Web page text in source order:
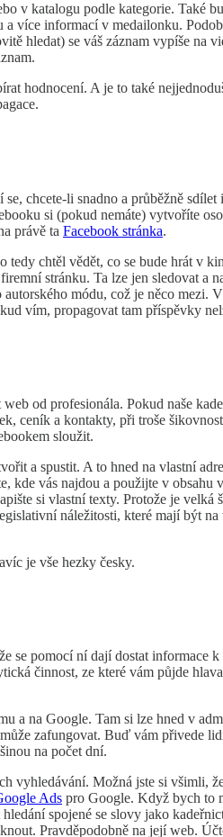
v katalogu podle kategorie. Také
více informací v medailonku.
hledat) se váš záznam vypíše na
hodnocení. A je to také
se, chcete-li snadno a průběžně
si (pokud nemáte) vytvoříte
právě ta Facebook stránka.
chtěl vědět, co se bude hrát v
stránku. Ta lze jen sledovat a
módu, což je něco mezi.
vím, propagovat tam příspěvky
od profesionála. Pokud naše
ceník a kontakty, při troše
sloužit.
a spustit. A to hned na vlastní
kde vás najdou a použijte v
si vlastní texty. Protože je velká
náležitosti, které mají být
je vše hezky česky.
se pomocí ní dají dostat informace
činnost, ze které vám půjde
a na Google. Tam si lze hned v
zafungovat. Buď vám přivede
na počet dní.
vyhledávání. Možná jste si všimli,
Ads pro Google. Když bych to
spojené se slovy jako
Pravděpodobně na její web.